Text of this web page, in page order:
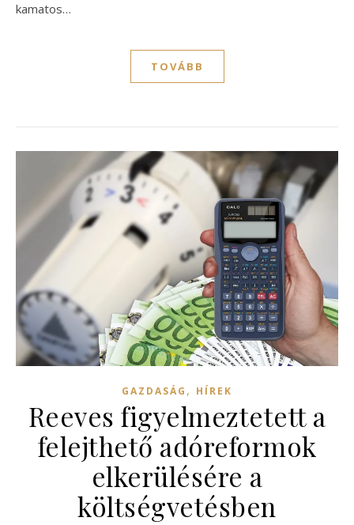
kamatos…
TOVÁBB
GAZDASÁG , HÍREK
Reeves figyelmeztetett a
felejthető adóreformok
elkerülésére a
költségvetésben